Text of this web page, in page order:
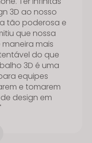
3D ao nosso
tão poderosa e
que nossa
mais
do que
3D é uma
equipes
e tomarem
design em